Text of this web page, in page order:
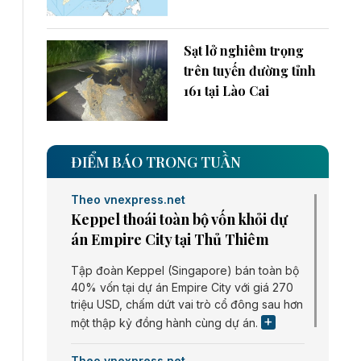
Sạt lở nghiêm trọng
trên tuyến đường tỉnh
161 tại Lào Cai
ĐIỂM BÁO TRONG TUẦN
Theo vnexpress.net
Keppel thoái toàn bộ vốn khỏi dự
án Empire City tại Thủ Thiêm
Tập đoàn Keppel (Singapore) bán toàn bộ
40% vốn tại dự án Empire City với giá 270
triệu USD, chấm dứt vai trò cổ đông sau hơn
một thập kỷ đồng hành cùng dự án.